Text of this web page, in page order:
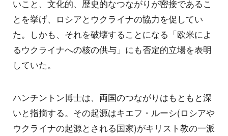
いこと、文化的、歴史的なつながりが密接であるこ
とを挙げ、ロシアとウクライナの協力を促してい
た。しかも、それを破壊することになる「欧米によ
るウクライナへの核の供与」にも否定的立場を表明
していた。
ハンチントン博士は、両国のつながりはもともと深
いと指摘する。その起源はキエフ・ルーシ(ロシアや
ウクライナの起源とされる国家)がキリスト教の一派